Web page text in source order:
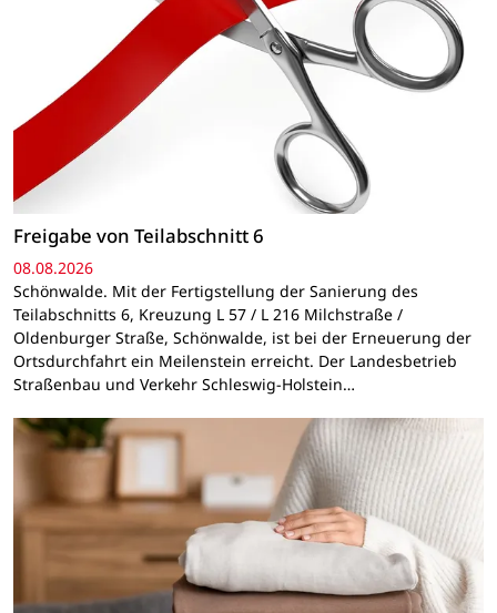
Freigabe von Teilabschnitt 6
08.08.2026
Schönwalde. Mit der Fertigstellung der Sanierung des
Teilabschnitts 6, Kreuzung L 57 / L 216 Milchstraße /
Oldenburger Straße, Schönwalde, ist bei der Erneuerung der
Ortsdurchfahrt ein Meilenstein erreicht. Der Landesbetrieb
Straßenbau und Verkehr Schleswig-Holstein…